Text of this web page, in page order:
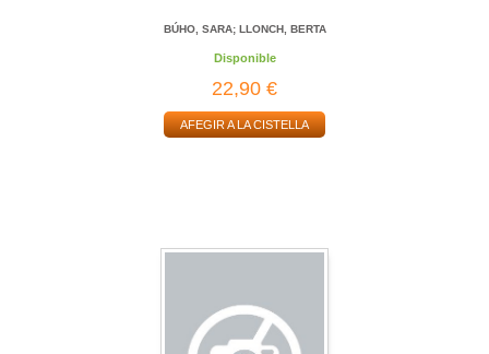
BÚHO, SARA; LLONCH, BERTA
Disponible
22,90 €
AFEGIR A LA CISTELLA